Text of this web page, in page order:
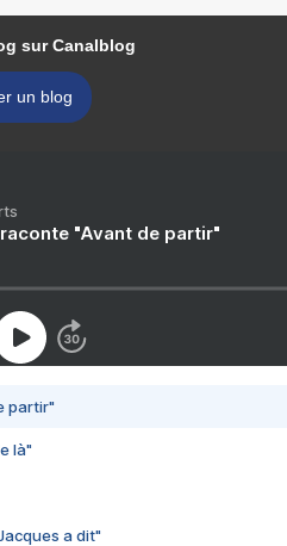
sur Canalblog
un blog
"Avant de partir"
partir"
là"
a dit"